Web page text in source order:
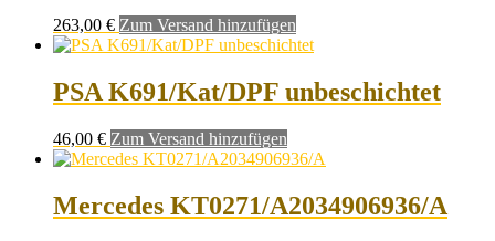
263,00 € Zum Versand hinzufügen
PSA K691/Kat/DPF unbeschichtet
46,00 € Zum Versand hinzufügen
Mercedes KT0271/A2034906936/A